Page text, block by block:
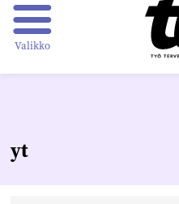
Valikko
yt